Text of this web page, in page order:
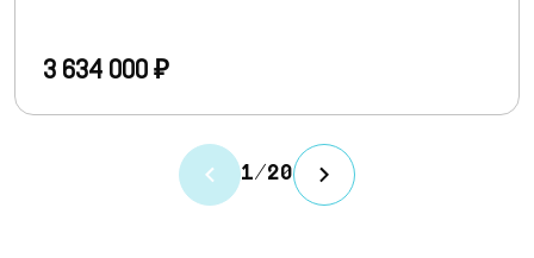
1/20
3 634 000 ₽